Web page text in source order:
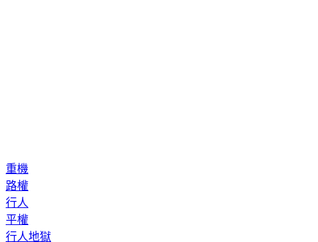
重機
路權
行人
平權
行人地獄